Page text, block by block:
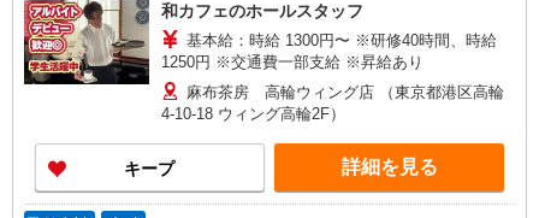
和カフェのホールスタッフ
基本給：時給 1300円〜 ※研修40時間、時給
1250円 ※交通費一部支給 ※昇給あり
麻布茶房 高輪ウィング店 （東京都港区高輪
4-10-18 ウィング高輪2F）
キープ 詳細を見る